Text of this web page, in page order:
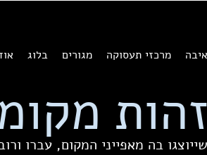
מרכזי תעסוקה מגורים בלוג
בה מאפייני המקום, עברו